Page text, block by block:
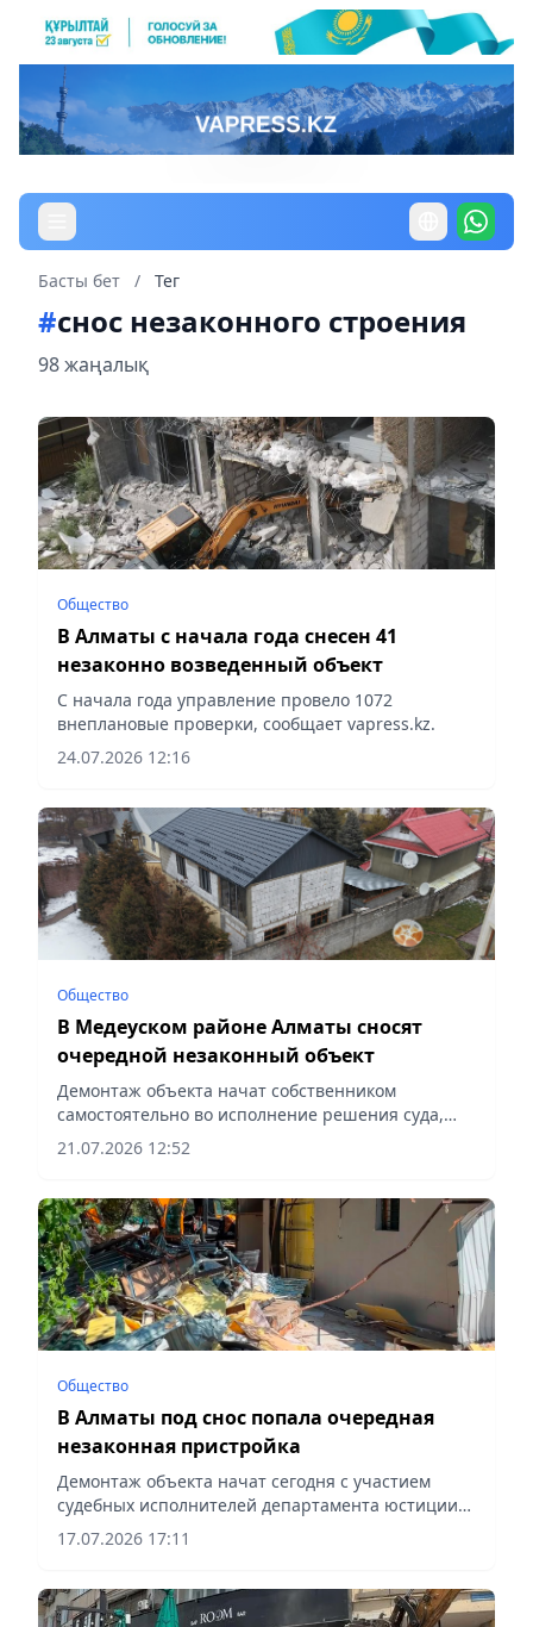
Басты бет / Тег
#снос незаконного строения
98 жаңалық
Общество
В Алматы с начала года снесен 41
незаконно возведенный объект
С начала года управление провело 1072
внеплановые проверки, сообщает vapress.kz.
24.07.2026 12:16
Общество
В Медеуском районе Алматы сносят
очередной незаконный объект
Демонтаж объекта начат собственником
самостоятельно во исполнение решения суда,
сообщает vapress.kz.
21.07.2026 12:52
Общество
В Алматы под снос попала очередная
незаконная пристройка
Демонтаж объекта начат сегодня с участием
судебных исполнителей департамента юстиции
города, сообщает vapress.kz.
17.07.2026 17:11